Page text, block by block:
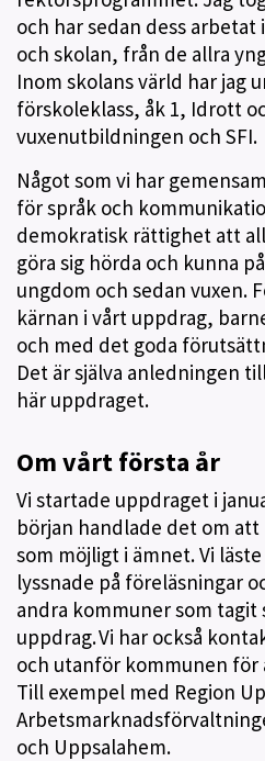
och har sedan dess
och skolan, från de allra
Inom skolans värld har jag
förskoleklass, åk 1, Idrott
vuxenutbildningen och SFI.
Något som vi har
för språk och
demokratisk rättighet att
göra sig hörda och kunna
ungdom och sedan vuxen.
kärnan i vårt uppdrag,
och med det goda
Det är själva anledningen
här uppdraget.
Om vårt första år
Vi startade uppdraget i
början handlade det om att
som möjligt i ämnet. Vi
lyssnade på föreläsningar
andra kommuner som tagit
uppdrag. Vi har också
och utanför kommunen för
Till exempel med Region
och Uppsalahem.